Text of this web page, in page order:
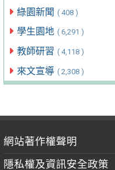
綠園新聞 ( 408 )
學生園地 ( 6,291 )
教師研習 ( 4,118 )
來文宣導 ( 2,308 )
網站著作權聲明
隱私權及資訊安全政策